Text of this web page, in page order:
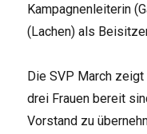
Kampagnenleiterin
(Lachen) als
Die SVP March
drei Frauen bereit
Vorstand zu